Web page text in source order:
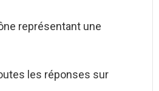
représentant une
les réponses sur